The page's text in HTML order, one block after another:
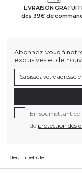
LIVRAISON
dès 39€ de
Abonnez-vous à
exclusives et de
En soumettant ce
de protection des
Bleu Libellule